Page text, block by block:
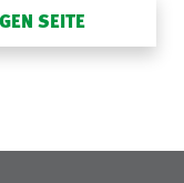
SEITE